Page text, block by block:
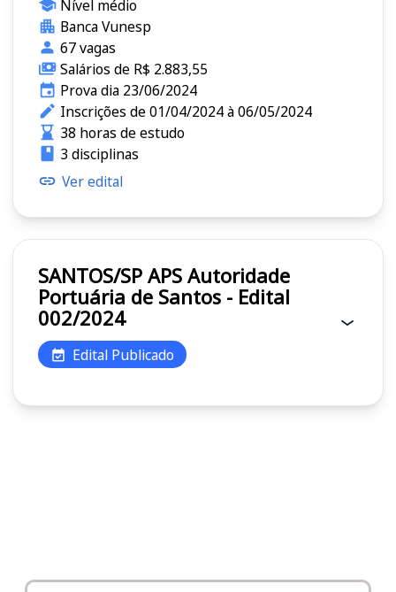
Nível médio
Banca Vunesp
67 vagas
Salários de R$ 2.883,55
Prova dia 23/06/2024
Inscrições de 01/04/2024 à 06/05/2024
38 horas de estudo
3 disciplinas
Ver edital
SANTOS/SP APS Autoridade
Portuária de Santos - Edital
002/2024
Edital Publicado